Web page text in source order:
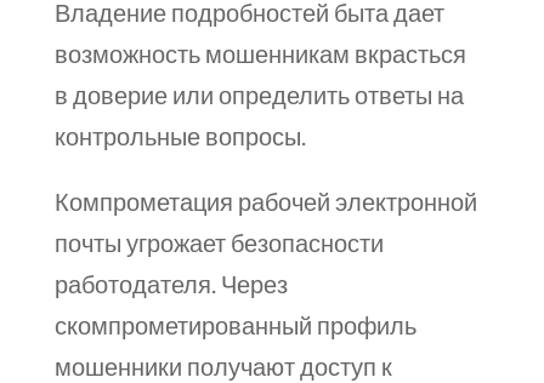
Владение подробностей быта дает
возможность мошенникам вкрасться
в доверие или определить ответы на
контрольные вопросы.
Компрометация рабочей электронной
почты угрожает безопасности
работодателя. Через
скомпрометированный профиль
мошенники получают доступ к